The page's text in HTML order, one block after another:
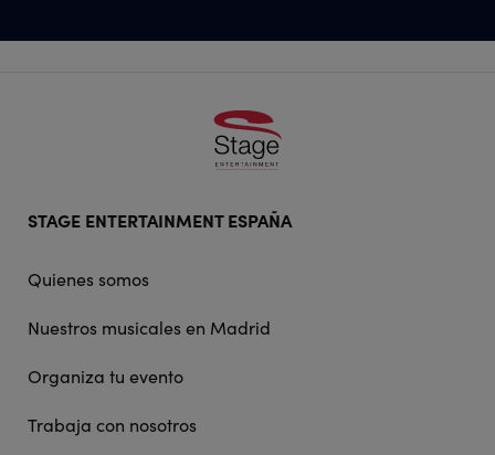
doormat
STAGE ENTERTAINMENT ESPAÑA
Quienes somos
Nuestros musicales en Madrid
Organiza tu evento
Trabaja con nosotros